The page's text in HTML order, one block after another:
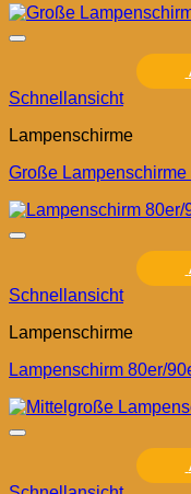
Schnellansicht
Lampenschirme
Große
Schnellansicht
Lampenschirme
Lampenschirm 80er/